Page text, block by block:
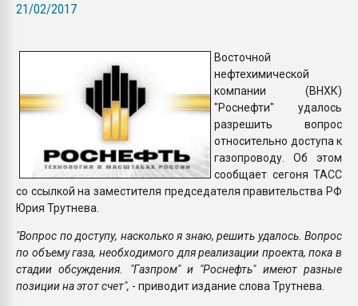
бутылок
ПЕРЕЙТИ НА
21/02/2017
Восточной
нефтехимической
компании (ВНХК)
"Роснефти" удалось
разрешить вопрос
относительно доступа к
газопроводу. Об этом
сообщает сегоня ТАСС
со ссылкой на заместителя председателя правительства РФ
Юрия Трутнева.
"Вопрос по доступу, насколько я знаю, решить удалось. Вопрос
по объему газа, необходимого для реализации проекта, пока в
стадии обсуждения. "Газпром" и "Роснефть" имеют разные
позиции на этот счет", - приводит издание слова Трутнева.